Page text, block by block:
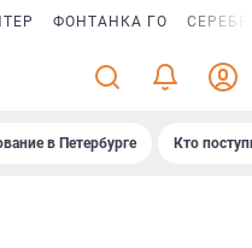
ФОНТАНКА ГО
в Петербурге Кто